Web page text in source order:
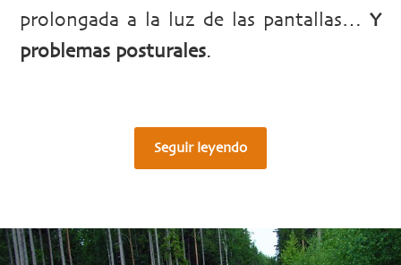
prolongada a la luz de las pantallas… Y
problemas posturales.
Seguir leyendo